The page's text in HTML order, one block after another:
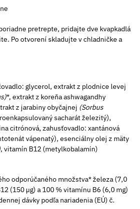
pretrepte, pridajte dve kvapkadlá
Po otvorení skladujte v chladničke a
glycerol, extrakt z plodnice levej
*, extrakt z koreňa ashwagandhy
z jarabiny obyčajnej (Sorbus
sacharát železitý),
citrónová, zahusťovadlo: xantánová
vápenatý), esenciálny olej z mäty
, vitamín B12 (metylkobalamín)
odporúčaného množstva* železa (7,0
(150­ µg) a 100 % vitamínu B6 (6,0 mg)
dávky podľa nariadenia (EÚ) č.